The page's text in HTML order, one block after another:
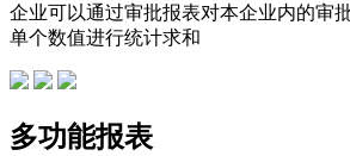
企业可以通过审批报表对本企业内的审
单个数值进行统计求和
多功能报表